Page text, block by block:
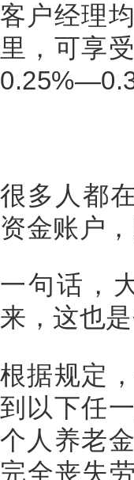
客户经理
里，可享
很多人都
资金账户
一句话，
来，这也
根据规定
到以下任
个人养老
完全丧失